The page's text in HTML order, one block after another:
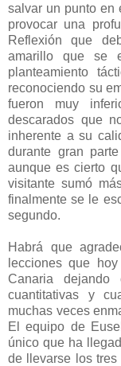
salvar un punto en
provocar una
Reflexión que
amarillo que se
planteamiento
reconociendo su
fueron muy
descarados que
inherente a su
durante gran
aunque es cierto
visitante sumó
finalmente se le
segundo.
Habrá que
lecciones que
Canaria dejando
cuantitativas y
muchas veces
El equipo de
único que ha
de llevarse los